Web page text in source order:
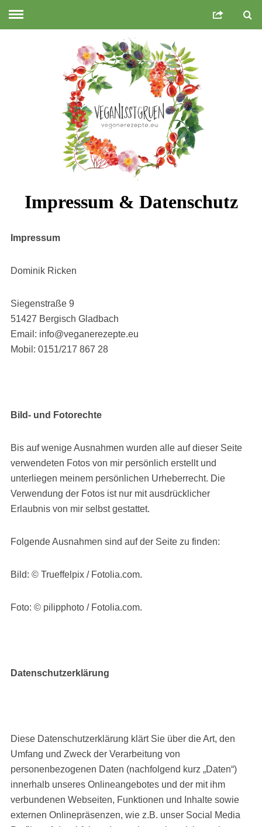
Impressum & Datenschutz
Impressum
Dominik Ricken
Siegenstraße 9
51427 Bergisch Gladbach
Email: info@veganerezepte.eu
Mobil: 0151/217 867 28
Bild- und Fotorechte
Bis auf wenige Ausnahmen wurden alle auf dieser Seite
verwendeten Fotos von mir persönlich erstellt und
unterliegen meinem persönlichen Urheberrecht. Die
Verwendung der Fotos ist nur mit ausdrücklicher
Erlaubnis von mir selbst gestattet.
Folgende Ausnahmen sind auf der Seite zu finden:
Bild: © Trueffelpix / Fotolia.com.
Foto: © pilipphoto / Fotolia.com.
Datenschutzerklärung
Diese Datenschutzerklärung klärt Sie über die Art, den
Umfang und Zweck der Verarbeitung von
personenbezogenen Daten (nachfolgend kurz „Daten“)
innerhalb unseres Onlineangebotes und der mit ihm
verbundenen Webseiten, Funktionen und Inhalte sowie
externen Onlinepräsenzen, wie z.B. unser Social Media